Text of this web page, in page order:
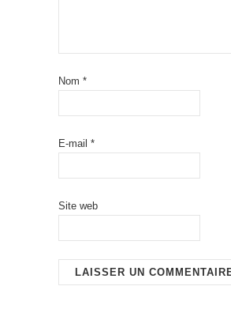
Nom *
E-mail *
Site web